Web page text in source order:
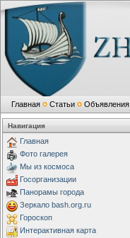
Главная Статьи Объявления
Навигация
Главная
Фото галерея
Мы из космоса
Госорганизации
Панорамы города
Зеркало bash.org.ru
Гороскоп
Интерактивная карта